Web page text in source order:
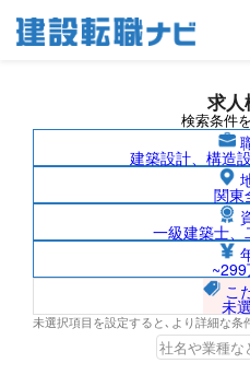
求人
検索条件
建築設計、構造
関東
一級建築士、
~299
こ
未
未選択項目を設定すると､より詳細な条
アフリカ/株式会社
果